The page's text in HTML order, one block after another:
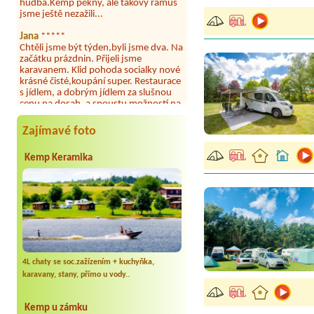
Jana*****
Chtěli jsme být týden,byli jsme dva. Na
začátku prázdnin. Přijeli jsme
karavanem. Klid pohoda socialky nové
krásné čisté,koupání super. Restaurace
s jídlem, a dobrým jídlem za slušnou
cenu na dosah, a spoustu možností na
výlety. Veškerý personál se choval
Aneta Janíčková*****
výborné vybavení kempu, čisto všude.
Výborná káva, mošt i víno a další.Milí
hostitelé, vždy usměvaví a ochotní,
umístění kempu blízko všem zážitkům
ať turistickým,tak vodním. V
docházkové blízkosti kempu vodní
nádrž, restaurace a bazénem,
autobusová zastávka, obchod a další.
Děkujeme, bylo to úžasné.
Kateřina+ Květoslav+ Jana+ Zdeněk
*****
kemp. Čisté, nově vybavené chatky,
Zajímavé foto
Kemp Keramika
4L chaty se soc.zažízením + kuchyňka,
karavany, stany, přímo u vody..
Kemp u zámku